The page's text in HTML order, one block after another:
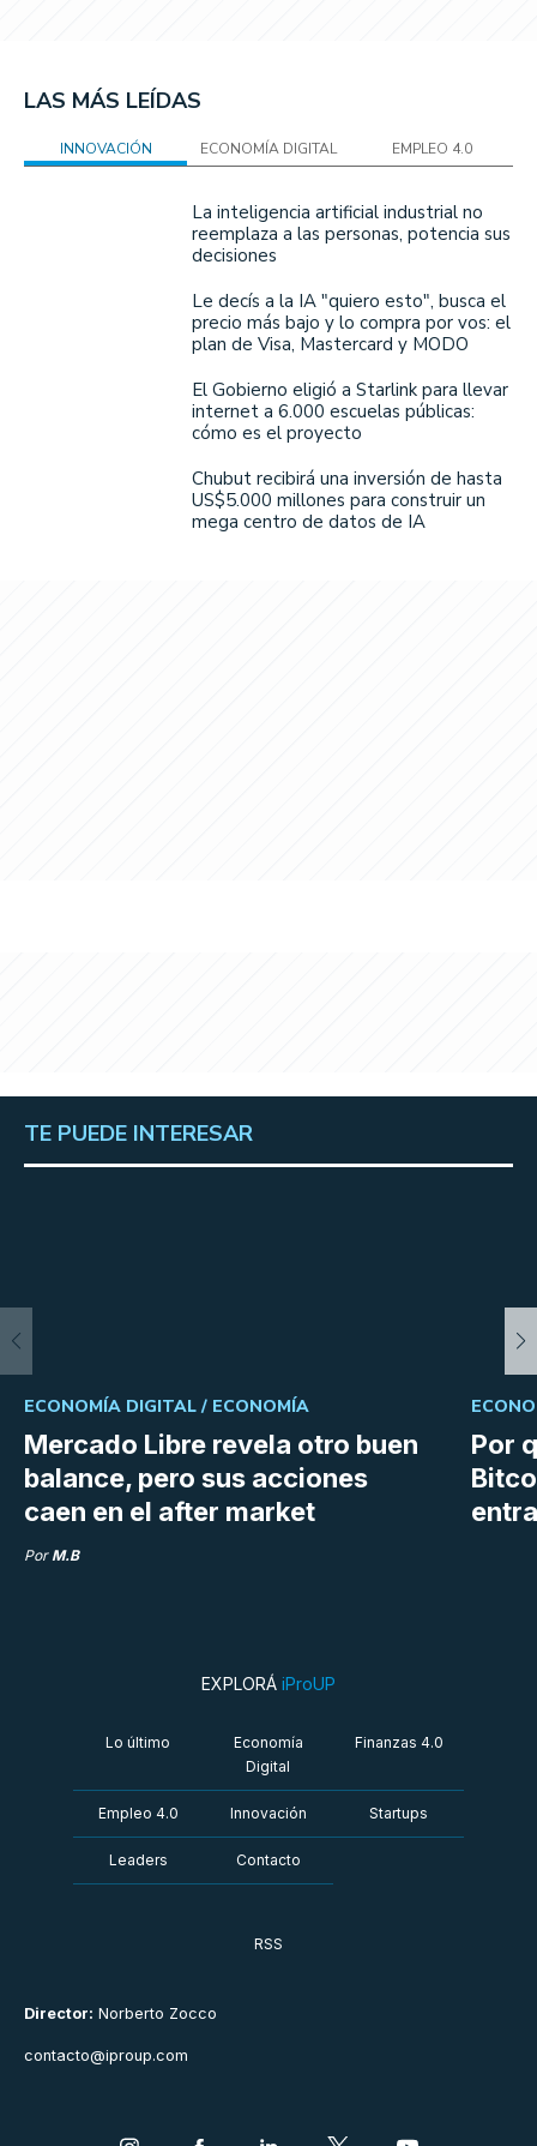
LAS MÁS LEÍDAS
INNOVACIÓN ECONOMÍA DIGITAL EMPLEO 4.0
La inteligencia artificial industrial no
reemplaza a las personas, potencia sus
decisiones
Le decís a la IA "quiero esto", busca el
precio más bajo y lo compra por vos: el
plan de Visa, Mastercard y MODO
El Gobierno eligió a Starlink para llevar
internet a 6.000 escuelas públicas:
cómo es el proyecto
Chubut recibirá una inversión de hasta
US$5.000 millones para construir un
mega centro de datos de IA
TE PUEDE INTERESAR
Mercado Libre revela otro buen
balance, pero sus acciones
caen en el after market
ECONOMÍA DIGITAL / ECONOMÍA
Por M.B
Por
Director: Norberto Zocco
contacto@iproup.com
EXPLORÁ iProUP
Lo último
Economía
Digital
Finanzas 4.0
Empleo 4.0 Innovación Startups
Leaders Contacto
RSS